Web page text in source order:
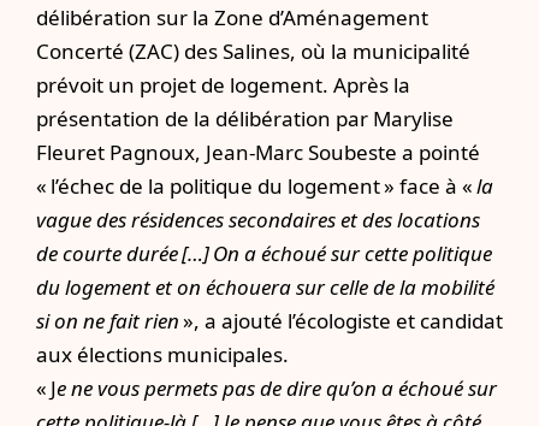
délibération sur la Zone d’Aménagement
Concerté (ZAC) des Salines, où la municipalité
prévoit un projet de logement. Après la
présentation de la délibération par Marylise
Fleuret Pagnoux, Jean-Marc Soubeste a pointé
« l’échec de la politique du logement » face à «la
vague des résidences secondaires et des locations
de courte durée […] On a échoué sur cette politique
du logement et on échouera sur celle de la mobilité
si on ne fait rien», a ajouté l’écologiste et candidat
aux élections municipales.
« Je ne vous permets pas de dire qu’on a échoué sur